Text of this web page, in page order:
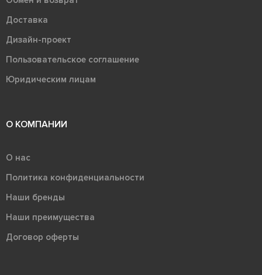
Доставка
Дизайн-проект
Пользовательское соглашение
Юридическим лицам
О КОМПАНИИ
О нас
Политика конфиденциальности
Наши бренды
Наши преимущества
Договор оферты